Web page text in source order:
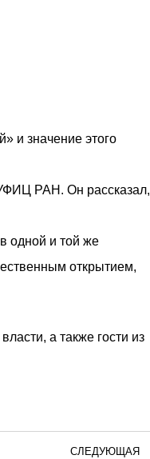
и значение этого
УФИЦ РАН. Он рассказал,
одной и той же
открытием,
а также гости из
СЛЕДУЮЩАЯ